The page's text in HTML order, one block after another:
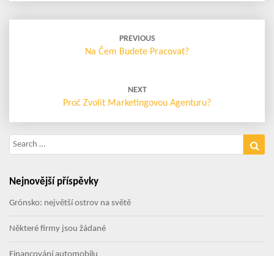
PREVIOUS
Na Čem Budete Pracovat?
NEXT
Proč Zvolit Marketingovou Agenturu?
Search
for:
Nejnovější příspěvky
Grónsko: největší ostrov na světě
Některé firmy jsou žádané
Financování automobilu